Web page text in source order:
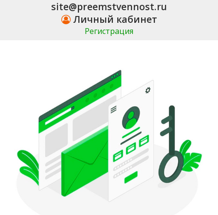
site@preemstvennost.ru
Личный кабинет
Регистрация